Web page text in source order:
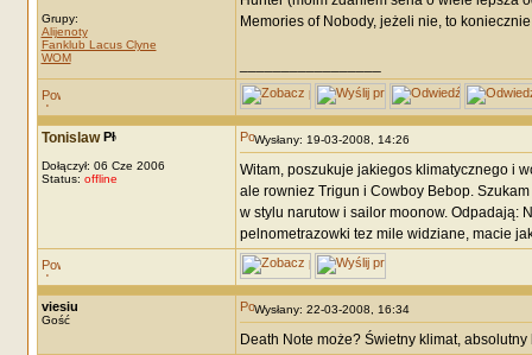
Grupy:
Alijenoty
Fanklub Lacus Clyne
WOM
Memories of Nobody, jeżeli nie, to
Tonislaw
Dołączył: 06 Cze 2006
Status: offline
Wysłany: 19-03-2008, 14:26
Witam, poszukuje jakiegos klimatycznego i
ale rowniez Trigun i Cowboy Bebop.
w stylu narutow i sailor moonow. Odpadają:
pelnometrazowki tez mile widziane, macie
viesiu
Gość
Wysłany: 22-03-2008, 16:34
Death Note może? Świetny klimat,